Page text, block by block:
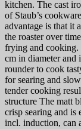
kitchen. The cast
of Staub’s
advantage is that it
the roaster over
frying and cooking.
cm in diameter and
rounder to cook
for searing and
tender cooking
structure The matt
crisp searing and is
incl. induction, can